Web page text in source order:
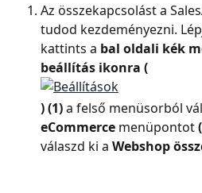
Az összekapcsolást a
tudod kezdeményezni.
kattints a bal oldali kék
beállítás ikonra (
) (1) a felső menüsorból
eCommerce menüpontot
válaszd ki a Webshop